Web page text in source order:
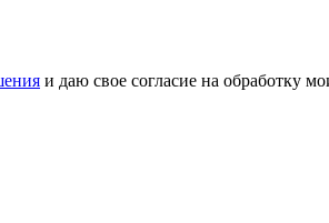
и даю свое согласие на обработку